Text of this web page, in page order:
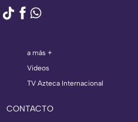
a más +
Videos
TV Azteca Internacional
CONTACTO